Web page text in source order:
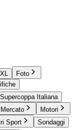
Foto
Supercoppa Italiana
Mercato
Motori
Sport
Sondaggi